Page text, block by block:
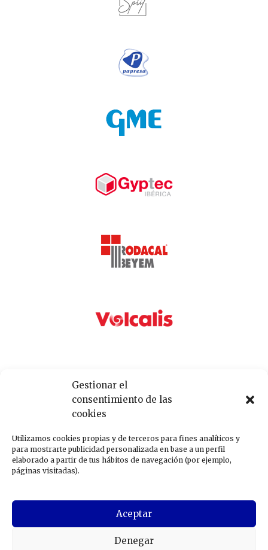
Gestionar el
consentimiento de las
cookies
Utilizamos cookies propias y de terceros para fines analíticos y
para mostrarte publicidad personalizada en base a un perfil
elaborado a partir de tus hábitos de navegación (por ejemplo,
páginas visitadas).
Aceptar
Denegar